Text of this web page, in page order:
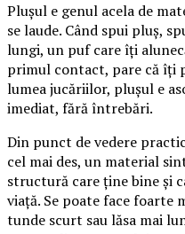
Plușul e genul acela de
se laude. Când spui pluș,
lungi, un puf care îți
primul contact, pare că îți
lumea jucăriilor, plușul e
imediat, fără întrebări.
Din punct de vedere
cel mai des, un material
structură care ține bine și
viață. Se poate face foarte
tunde scurt sau lăsa mai